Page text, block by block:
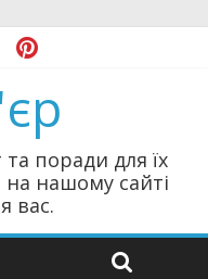
та поради для їх
нашому сайті
вас.